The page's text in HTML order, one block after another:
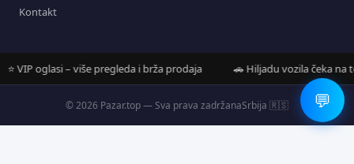
Kontakt
VIP oglasi – više pregleda i brža prodaja 🚗 Hiljadu vozila čeka na tebe
© 2026 Pazar.top — Sva prava zadržanaSrbija 🇷🇸 💬